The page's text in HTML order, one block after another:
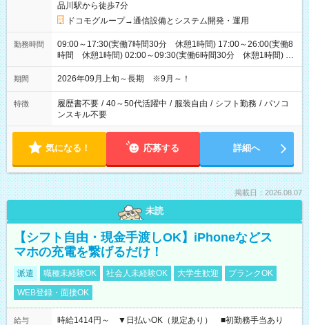
品川駅から徒歩7分
ドコモグループ→通信設備とシステム開発・運用
勤務時間
09:00～17:30(実働7時間30分 休憩1時間) 17:00～26:00(実働8
時間 休憩1時間) 02:00～09:30(実働6時間30分 休憩1時間) ※
日勤は就業時間1/夜勤は就業時間2.3を連続で行って頂きます
期間 2026年09月上旬～長期 ※9月～！
特徴 履歴書不要 / 40～50代活躍中 / 服装自由 / シフト勤務 / パソコ
ンスキル不要
気になる！ 応募する 詳細へ
掲載日：2026.08.07
未読
【シフト自由・現金手渡しOK】iPhoneなどス
マホの充電を繋げるだけ！
派遣 職種未経験OK 社会人未経験OK 大学生歓迎
ブランクOK
WEB登録・面接OK
給与 時給1414円～ ▼日払いOK（規定あり） ■初勤務手当あり